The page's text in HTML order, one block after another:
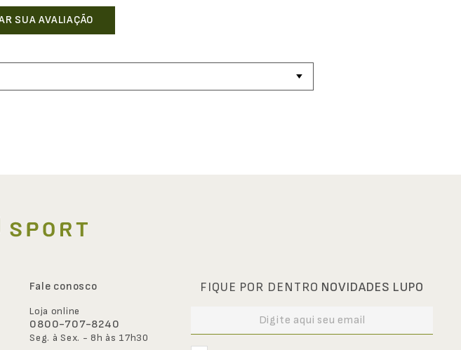
Fale conosco
Loja online
0800-707-8240
Seg. à Sex. - 8h às 17h30
FIQUE POR DENTRO NOVIDADES LUPO